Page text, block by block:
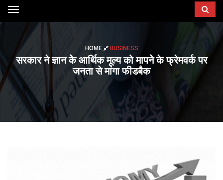
Toggle
navigation
HOME BUSINESS
सरकार ने ज्ञान के आर्थिक मूल्य को मापने के फ्रेमवर्क पर
जनता से मांगा फीडबैक